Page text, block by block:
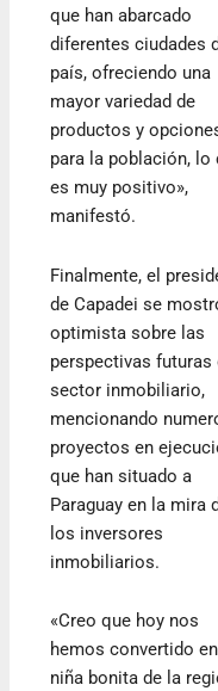
que han abarcado
diferentes ciudades
país, ofreciendo una
mayor variedad de
productos y
para la población, lo
es muy positivo»,
manifestó.
Finalmente, el
de Capadei se
optimista sobre las
perspectivas futuras
sector inmobiliario,
mencionando
proyectos en
que han situado a
Paraguay en la mira
los inversores
inmobiliarios.
«Creo que hoy nos
hemos convertido
niña bonita de la